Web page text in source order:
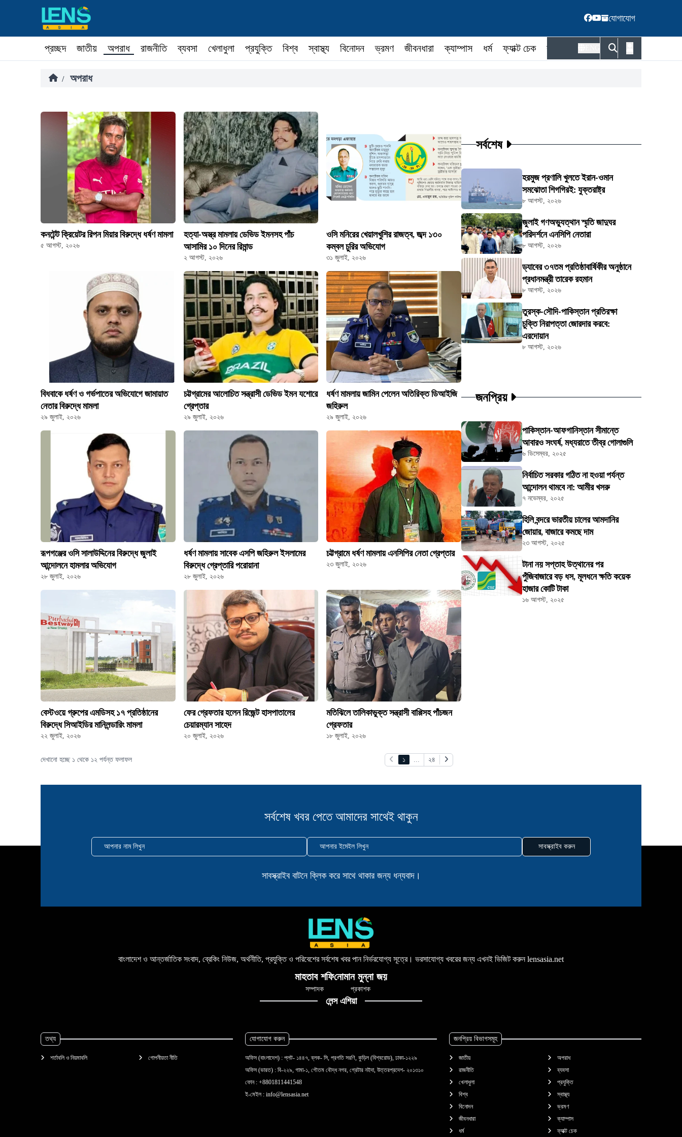
যোগাযোগ
প্রচ্ছদ জাতীয় অপরাধ রাজনীতি ব্যবসা খেলাধুলা প্রযুক্তি বিশ্ব স্বাস্থ্য বিনোদন ভ্রমণ জীবনধারা ক্যাম্পাস ধর্ম ফ্যাক্ট চেক কর্মকর্তা
/ অপরাধ
কনটেন্ট ক্রিয়েটর রিপন মিয়ার বিরুদ্ধে ধর্ষণ মামলা
৫ আগস্ট, ২০২৬
হত্যা-অস্ত্র মামলায় ডেভিড ইমনসহ পাঁচ
আসামির ১০ দিনের রিমান্ড
২ আগস্ট, ২০২৬
ওসি মনিরের খেয়ালখুশির রাজত্ব, জব্দ ১৩০
কম্বল চুরির অভিযোগ
৩১ জুলাই, ২০২৬
বিধবাকে ধর্ষণ ও গর্ভপাতের অভিযোগে জামায়াত
নেতার বিরুদ্ধে মামলা
২৯ জুলাই, ২০২৬
চট্টগ্রামের আলোচিত সন্ত্রাসী ডেভিড ইমন যশোরে
গ্রেপ্তার
২৯ জুলাই, ২০২৬
ধর্ষণ মামলায় জামিন পেলেন অতিরিক্ত ডিআইজি
জহিরুল
২৯ জুলাই, ২০২৬
রূপগঞ্জের ওসি সালাউদ্দিনের বিরুদ্ধে জুলাই
আন্দোলনে হামলার অভিযোগ
২৮ জুলাই, ২০২৬
ধর্ষণ মামলায় সাবেক এসপি জহিরুল ইসলামের
বিরুদ্ধে গ্রেপ্তারি পরোয়ানা
২৮ জুলাই, ২০২৬
চট্টগ্রামে ধর্ষণ মামলায় এনসিপির নেতা গ্রেপ্তার
২৩ জুলাই, ২০২৬
বেস্টওয়ে গ্রুপের এমডিসহ ১৭ প্রতিষ্ঠানের
বিরুদ্ধে সিআইডির মানিলন্ডারিং মামলা
২২ জুলাই, ২০২৬
ফের গ্রেফতার হলেন রিজেন্ট হাসপাতালের
চেয়ারম্যান সাহেদ
২০ জুলাই, ২০২৬
মতিঝিলে তালিকাভুক্ত সন্ত্রাসী বাপ্পিসহ পাঁচজন
গ্রেফতার
১৮ জুলাই, ২০২৬
দেখানো হচ্ছে ১ থেকে ১২ পর্যন্ত ফলাফল ১ ... ২৪
সর্বশেষ
হরমুজ প্রণালি খুলতে ইরান-ওমান
সমঝোতা শিগগিরই: যুক্তরাষ্ট্র
৮ আগস্ট, ২০২৬
জুলাই গণঅভ্যুত্থান স্মৃতি জাদুঘর
পরিদর্শনে এনসিপি নেতারা
৮ আগস্ট, ২০২৬
ড্যাবের ৩৭তম প্রতিষ্ঠাবার্ষিকীর অনুষ্ঠানে
প্রধানমন্ত্রী তারেক রহমান
৮ আগস্ট, ২০২৬
তুরস্ক-সৌদি-পাকিস্তান প্রতিরক্ষা
চুক্তি নিরাপত্তা জোরদার করবে:
এরদোয়ান
৮ আগস্ট, ২০২৬
জনপ্রিয়
পাকিস্তান-আফগানিস্তান সীমান্তে
আবারও সংঘর্ষ, মধ্যরাতে তীব্র গোলাগুলি
৬ ডিসেম্বর, ২০২৫
নির্বাচিত সরকার গঠিত না হওয়া পর্যন্ত
আন্দোলন থামবে না: আমীর খসরু
৭ নভেম্বর, ২০২৫
হিলি বন্দরে ভারতীয় চালের আমদানির
জোয়ার, বাজারে কমছে দাম
২৩ আগস্ট, ২০২৫
টানা নয় সপ্তাহ উত্থানের পর
পুঁজিবাজারে বড় ধস, মূলধনে ক্ষতি কয়েক
হাজার কোটি টাকা
১৬ আগস্ট, ২০২৫
সর্বশেষ খবর পেতে আমাদের সাথেই থাকুন
আপনার নাম লিখুন আপনার ইমেইল লিখুন
সাবস্ক্রাইব করুন
সাবস্ক্রাইব বাটনে ক্লিক করে সাথে থাকার জন্য ধন্যবাদ।
বাংলাদেশ ও আন্তর্জাতিক সংবাদ, ব্রেকিং নিউজ, অর্থনীতি, প্রযুক্তি ও পরিবেশের সর্বশেষ খবর পান নির্ভরযোগ্য সূত্রে। ভরসাযোগ্য খবরের জন্য এখনই ভিজিট করুন lensasia.net
মাহতাব শফি
সম্পাদক
নোমান মুন্না জয়
প্রকাশক
লেন্স এশিয়া
তথ্য
শর্তাবলি ও নিয়মাবলি গোপনীয়তা নীতি
যোগাযোগ করুন
অফিস (বাংলাদেশ) : প্লট- ১৪৪৭, ব্লক- সি, প্রগতি সরণি, কুড়িল (বিশ্বরোড), ঢাকা-১২২৯
অফিস (ভারত) : বি-২২৯, গামা-১, গৌতম বৌদ্ধ নগর, গ্রেটার নইদা, উত্তরপ্রদেশ- ২০১৩১০
ফোন : +8801811441548
ই-মেইল : info@lensasia.net
জনপ্রিয় বিভাগসমূহ
জাতীয়
অপরাধ
রাজনীতি
ব্যবসা
খেলাধুলা
প্রযুক্তি
বিশ্ব
স্বাস্থ্য
বিনোদন
ভ্রমণ
জীবনধারা
ক্যাম্পাস
ধর্ম
ফ্যাক্ট চেক